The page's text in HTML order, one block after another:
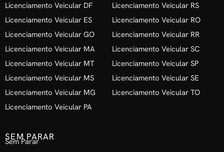
Licenciamento Veicular DF
Licenciamento Veicular ES
Licenciamento Veicular GO
Licenciamento Veicular MA
Licenciamento Veicular MT
Licenciamento Veicular MS
Licenciamento Veicular MG
Licenciamento Veicular PA
Licenciamento Veicular RS
Licenciamento Veicular RO
Licenciamento Veicular RR
Licenciamento Veicular SC
Licenciamento Veicular SP
Licenciamento Veicular SE
Licenciamento Veicular TO
SEM PARAR
Sem Parar